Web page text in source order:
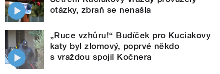
otázky, zbraň se nenašla
„Ruce vzhůru!“ Budíček pro Kuciakovy
katy byl zlomový, poprvé někdo
s vraždou spojil Kočnera